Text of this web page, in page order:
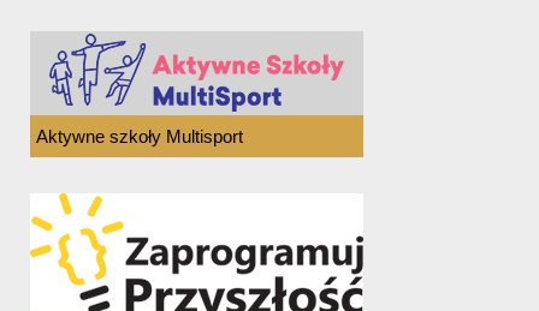
Aktywne szkoły Multisport